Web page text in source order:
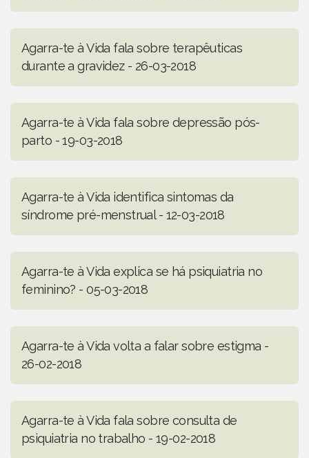
Agarra-te à Vida fala sobre terapêuticas
durante a gravidez - 26-03-2018
Agarra-te à Vida fala sobre depressão pós-
parto - 19-03-2018
Agarra-te à Vida identifica sintomas da
síndrome pré-menstrual - 12-03-2018
Agarra-te à Vida explica se há psiquiatria no
feminino? - 05-03-2018
Agarra-te à Vida volta a falar sobre estigma -
26-02-2018
Agarra-te à Vida fala sobre consulta de
psiquiatria no trabalho - 19-02-2018